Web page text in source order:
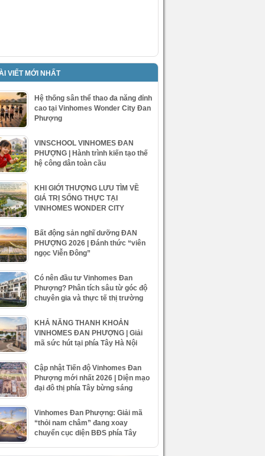
VIẾT MỚI NHẤT
Hệ thống sân thể thao đa năng đỉnh
cao tại Vinhomes Wonder City Đan
Phượng
VINSCHOOL VINHOMES ĐAN
PHƯỢNG | Hành trình kiến tạo thế
hệ công dân toàn cầu
KHI GIỚI THƯỢNG LƯU TÌM VỀ
GIÁ TRỊ SỐNG THỰC TẠI
VINHOMES WONDER CITY
Bất động sản nghĩ dưỡng ĐAN
PHƯỢNG 2026 | Đánh thức “viên
ngọc Viễn Đông”
Có nên đầu tư Vinhomes Đan
Phượng? Phân tích sâu từ góc độ
chuyên gia và thực tế thị trường
KHẢ NĂNG THANH KHOẢN
VINHOMES ĐAN PHƯỢNG | Giải
mã sức hút tại phía Tây Hà Nội
Cập nhật Tiến độ Vinhomes Đan
Phượng mới nhất 2026 | Diện mạo
đại đô thị phía Tây bừng sáng
Vinhomes Đan Phượng: Giải mã
“thỏi nam châm” đang xoay
chuyển cục diện BĐS phía Tây